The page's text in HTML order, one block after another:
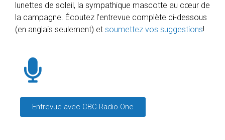
lunettes de soleil, la sympathique mascotte au cœur de
la campagne. Écoutez l’entrevue complète ci-dessous
(en anglais seulement) et soumettez vos suggestions!
Entrevue avec CBC Radio One